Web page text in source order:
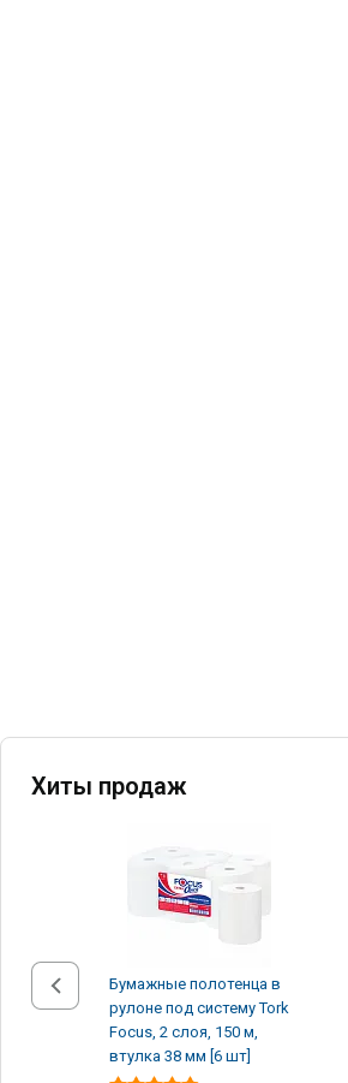
Хиты продаж
Бумажные полотенца в
рулоне под систему Tork
Focus, 2 слоя, 150 м,
втулка 38 мм [6 шт]